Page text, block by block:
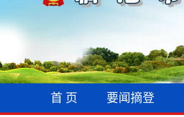
首 页 要闻摘登